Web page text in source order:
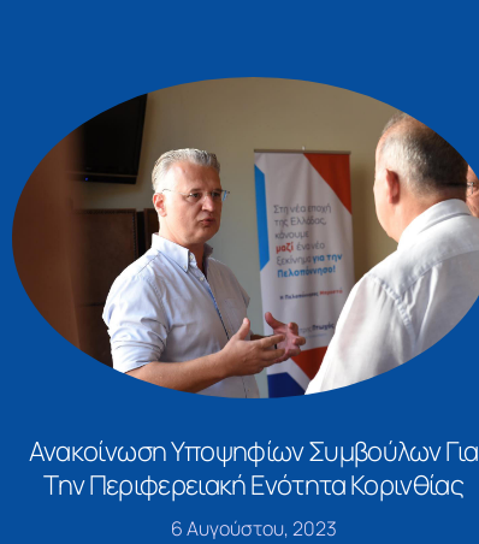
Ανακοίνωση Υποψηφίων Συμβούλων Για
Την Περιφερειακή Ενότητα Κορινθίας
6 Αυγούστου, 2023